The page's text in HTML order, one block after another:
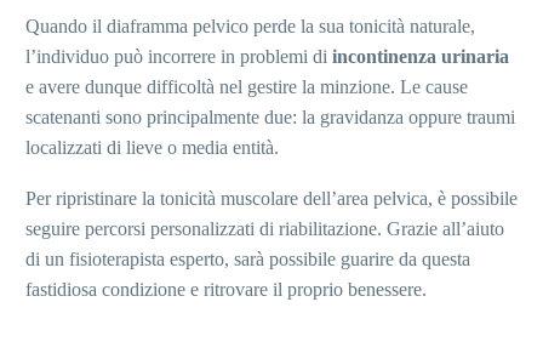
Quando il diaframma pelvico perde la sua tonicità naturale,
l’individuo può incorrere in problemi di incontinenza urinaria
e avere dunque difficoltà nel gestire la minzione. Le cause
scatenanti sono principalmente due: la gravidanza oppure traumi
localizzati di lieve o media entità.
Per ripristinare la tonicità muscolare dell’area pelvica, è possibile
seguire percorsi personalizzati di riabilitazione. Grazie all’aiuto
di un fisioterapista esperto, sarà possibile guarire da questa
fastidiosa condizione e ritrovare il proprio benessere.